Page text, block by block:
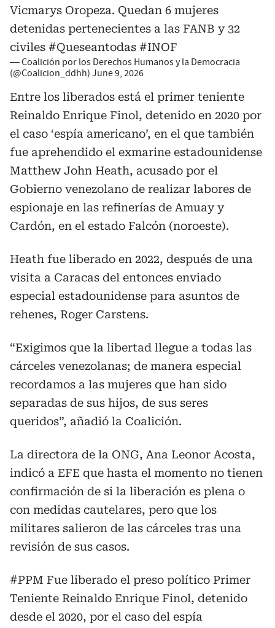
Vicmarys Oropeza. Quedan 6 mujeres
detenidas pertenecientes a las FANB y 32
civiles #Queseantodas #INOF
— Coalición por los Derechos Humanos y la Democracia
(@Coalicion_ddhh) June 9, 2026
Entre los liberados está el primer teniente
Reinaldo Enrique Finol, detenido en 2020 por
el caso ‘espía americano’, en el que también
fue aprehendido el exmarine estadounidense
Matthew John Heath, acusado por el
Gobierno venezolano de realizar labores de
espionaje en las refinerías de Amuay y
Cardón, en el estado Falcón (noroeste).
Heath fue liberado en 2022, después de una
visita a Caracas del entonces enviado
especial estadounidense para asuntos de
rehenes, Roger Carstens.
“Exigimos que la libertad llegue a todas las
cárceles venezolanas; de manera especial
recordamos a las mujeres que han sido
separadas de sus hijos, de sus seres
queridos”, añadió la Coalición.
La directora de la ONG, Ana Leonor Acosta,
indicó a EFE que hasta el momento no tienen
confirmación de si la liberación es plena o
con medidas cautelares, pero que los
militares salieron de las cárceles tras una
revisión de sus casos.
#PPM Fue liberado el preso político Primer
Teniente Reinaldo Enrique Finol, detenido
desde el 2020, por el caso del espía